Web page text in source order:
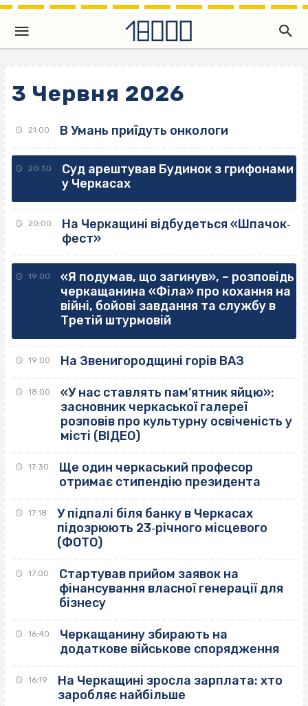
3 Червня 2026
21:00 В Умань приїдуть онкологи
20:30
Суд арештував Будинок з грифонами
у Черкасах
20:00
На Черкащині відбудеться «Шпачок‐
фест»
19:00
«Я подумав, що загинув», – розповідь
черкащанина «Філа» про кохання на
війні, бойові завдання та службу в
Третій штурмовій
19:00 На Звенигородщині горів ВАЗ
18:00
«У нас ставлять пам’ятник яйцю»:
засновник черкаської галереї
розповів про культурну освіченість у
місті (ВІДЕО)
17:30
Ще один черкаський професор
отримає стипендію президента
17:18
У підпалі біля банку в Черкасах
підозрюють 23‐річного місцевого
(ФОТО)
17:00
Стартував прийом заявок на
фінансування власної генерації для
бізнесу
16:40
Черкащанину збирають на
додаткове військове спорядження
16:19
На Черкащині зросла зарплата: хто
заробляє найбільше